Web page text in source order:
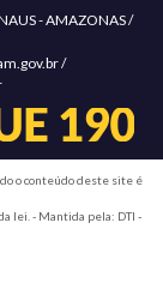
- AMAZONAS /
/
o conteúdo deste site é
lei. - Mantida pela: DTI -